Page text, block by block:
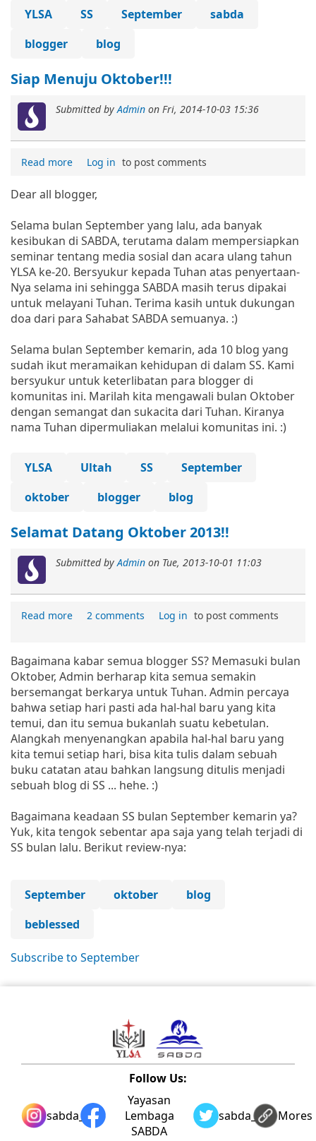
YLSA SS September
sabda
blogger
blog
Siap Menuju Oktober!!!
Submitted by Admin on Fri, 2014-10-03 15:36
Read more Log in to post comments
Dear all blogger,
Selama bulan September yang lalu, ada banyak
kesibukan di SABDA, terutama dalam mempersiapkan
seminar tentang media sosial dan acara ulang tahun
YLSA ke-20. Bersyukur kepada Tuhan atas penyertaan-
Nya selama ini sehingga SABDA masih terus dipakai
untuk melayani Tuhan. Terima kasih untuk dukungan
doa dari para Sahabat SABDA semuanya. :)
Selama bulan September kemarin, ada 10 blog yang
sudah ikut meramaikan kehidupan di dalam SS. Kami
bersyukur untuk keterlibatan para blogger di
komunitas ini. Marilah kita mengawali bulan Oktober
dengan semangat dan sukacita dari Tuhan. Kiranya
nama Tuhan dipermuliakan melalui komunitas ini. :)
YLSA Ultah SS
September
oktober
blogger blog
Selamat Datang Oktober 2013!!
Submitted by Admin on Tue, 2013-10-01 11:03
Read more 2 comments Log in to post comments
Bagaimana kabar semua blogger SS? Memasuki bulan
Oktober, Admin berharap kita semua semakin
bersemangat berkarya untuk Tuhan. Admin percaya
bahwa setiap hari pasti ada hal-hal baru yang kita
temui, dan itu semua bukanlah suatu kebetulan.
Alangkah menyenangkan apabila hal-hal baru yang
kita temui setiap hari, bisa kita tulis dalam sebuah
buku catatan atau bahkan langsung ditulis menjadi
sebuah blog di SS ... hehe. :)
Bagaimana keadaan SS bulan September kemarin ya?
Yuk, kita tengok sebentar apa saja yang telah terjadi di
SS bulan lalu. Berikut review-nya:
September oktober
blog
beblessed
Subscribe to September
Follow Us:
sabda_ylsa
Yayasan
Lembaga
SABDA
sabda_ylsaMores